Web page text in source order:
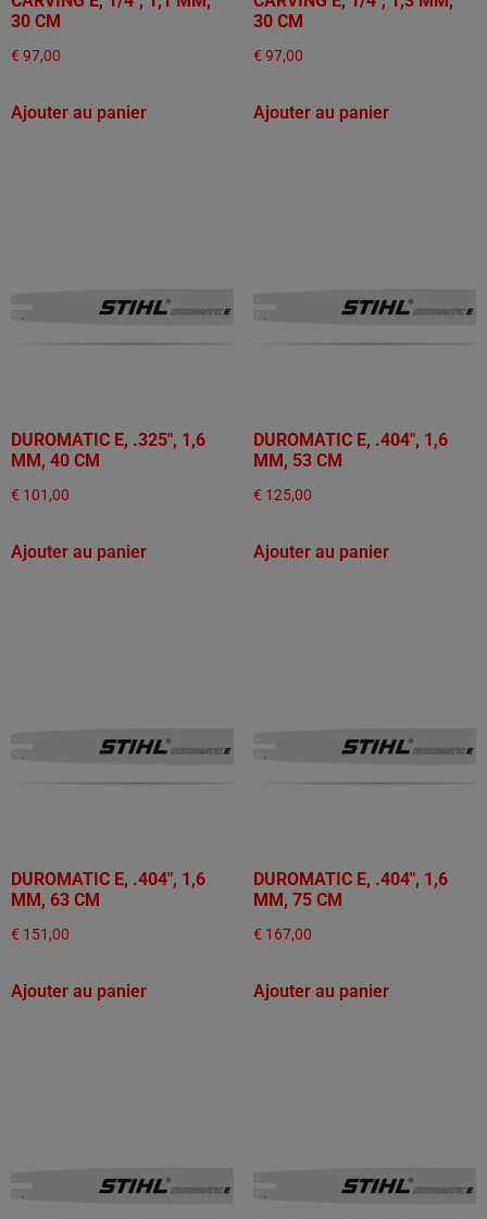
30 CM
€ 97,00
Ajouter au panier
30 CM
€ 97,00
Ajouter au panier
DUROMATIC E, .325", 1,6
MM, 40 CM
€ 101,00
Ajouter au panier
DUROMATIC E, .404", 1,6
MM, 53 CM
€ 125,00
Ajouter au panier
DUROMATIC E, .404", 1,6
MM, 63 CM
€ 151,00
Ajouter au panier
DUROMATIC E, .404", 1,6
MM, 75 CM
€ 167,00
Ajouter au panier